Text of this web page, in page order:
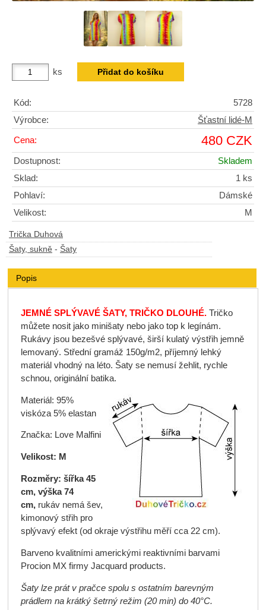
ks
Kód:
5728
Výrobce:
Šťastní lidé-M
Cena: 480 CZK
Dostupnost:
Skladem
Sklad:
1 ks
Pohlaví:
Dámské
Velikost:
M
Trička Duhová
Šaty, sukně - Šaty
Popis
JEMNÉ SPLÝVAVÉ ŠATY, TRIČKO DLOUHÉ. Tričko
můžete nosit jako minišaty nebo jako top k legínám.
Rukávy jsou bezešvé splývavé, širší kulatý výstřih jemně
lemovaný. Střední gramáž 150g/m2, příjemný lehký
materiál vhodný na léto. Šaty se nemusí žehlit, rychle
schnou, originální batika.
Materiál: 95%
viskóza 5% elastan
Značka: Love Malfini
Velikost: M
Rozměry: šířka 45
cm, výška 74
cm,rukáv nemá šev,
kimonový střih pro
splývavý efekt (od okraje výstřihu měří cca 22 cm).
Barveno kvalitními americkými reaktivními barvami
Procion MX firmy Jacquard products.
Šaty lze prát v pračce spolu s ostatním barevným
prádlem na krátký šetrný režim (20 min) do 40°C.